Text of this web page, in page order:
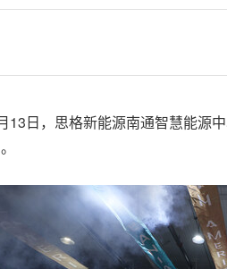
13日，思格新能源南通智慧能源